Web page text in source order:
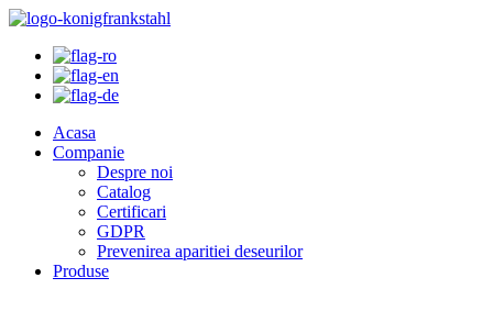
Acasa
Companie
Despre noi
Catalog
Certificari
GDPR
Prevenirea aparitiei deseurilor
Produse